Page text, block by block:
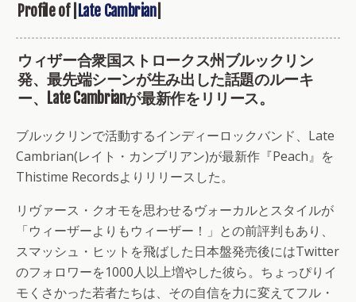
Profile of | Late Cambrian|
ウィザー合衆国ストロークス州ブルックリン
発、最先端シーンが生み出した話題のルーキ
ー、Late Cambrianが最新作をリリース。
ブルックリンで活動するインディーロックバンド、Late
Cambrian(レイト・カンブリアン)が最新作『Peach』を
Thistime Recordsよりリリースした。
リヴァース・クオモを思わせるヴォーカルとスタイルが
「ウィーザーよりもウィーザー！」との前評判もあり、
スマッシュ・ヒットを飛ばした日本盤発売後にはTwitter
のフォロワーを1000人以上増やした彼ら。ちょっぴりイ
モくさかった若者たちは、その自信を力に変えてフル・